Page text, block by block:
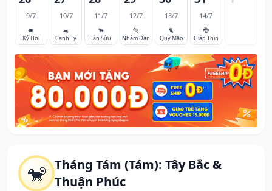
🐒 Tháng Tám (Tám): Tây Bắc &
Thuận Phúc
9/7
🐖
Kỷ Hợi
10/7
🐀
Canh Tý
11/7
🐂
Tân Sửu
12/7
🐅
Nhâm Dần
13/7
🐈
Quý Mão
14/7
🐉
Giáp Thìn